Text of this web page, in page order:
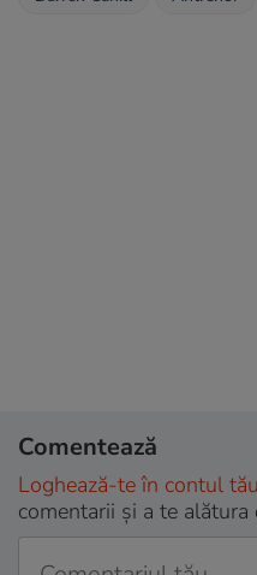
Comentează
Loghează-te în contul tău
comentarii și a te alătura